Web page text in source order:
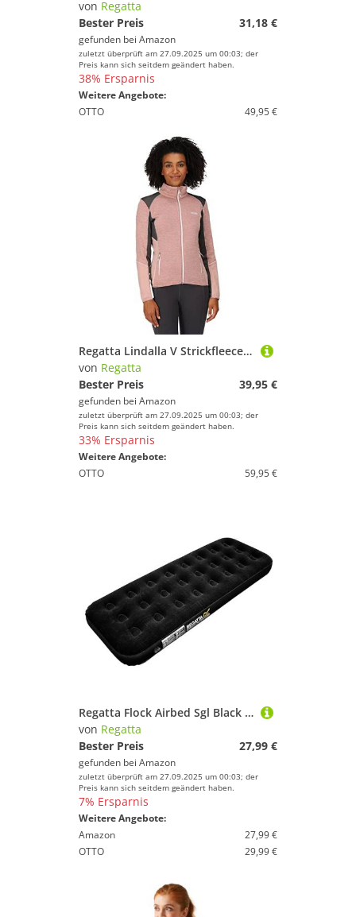
von Regatta
Bester Preis
31,18 €
gefunden bei Amazon
zuletzt überprüft am 27.09.2025 um 00:03; der
Preis kann sich seitdem geändert haben.
38% Ersparnis
Weitere Angebote:
OTTO
49,95 €
Regatta Lindalla V Strickfleecejacke für Damen, Farbe:Rosa, Größe:46
von Regatta
Bester Preis
39,95 €
gefunden bei Amazon
zuletzt überprüft am 27.09.2025 um 00:03; der
Preis kann sich seitdem geändert haben.
33% Ersparnis
Weitere Angebote:
OTTO
59,95 €
Regatta Flock Airbed Sgl Black Sgl RCE024 Sgl
von Regatta
Bester Preis
27,99 €
gefunden bei Amazon
zuletzt überprüft am 27.09.2025 um 00:03; der
Preis kann sich seitdem geändert haben.
7% Ersparnis
Weitere Angebote:
Amazon
27,99 €
OTTO
29,99 €